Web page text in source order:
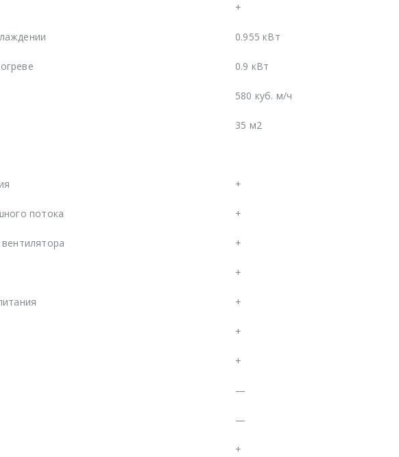
+
0.955 кВт
0.9 кВт
580 куб. м/ч
35 м2
+
потока +
+
+
+
+
+
—
—
+